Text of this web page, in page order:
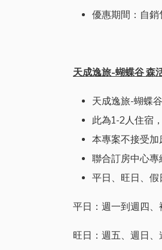
優惠期間：自
天成逸旅-蝴蝶谷 森
天成逸旅-蝴蝶
此為1-2人住宿
本專案不接受
聯合訂房中心
平日、旺日、假
平日：週一到週四
旺日：週五、週日